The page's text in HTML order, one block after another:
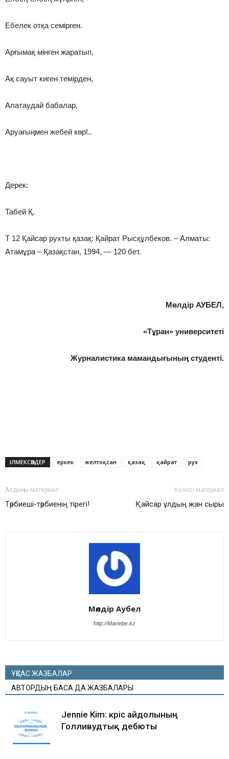
Ебелек отқа семірген.
Арғымақ мінген жаратып,
Ақ сауыт киген темірден,
Алатаудай бабалар,
Аруағыңмен жебей көр!..
Дерек:
Табей Қ.
Т 12 Қайсар рухты қазақ: Қайрат Рысқұлбеков. – Алматы:
Атамұра – Қазақстан, 1994, — 120 бет.
Мөлдір АУБЕЛ,
«Тұран» университеті
Журналистика мамандығының студенті.
ІЛМЕКСӨЗДЕР еркек желтоқсан қазақ қайрат рух
Алдыңғы материал
Тәрбиеші-тәрбиенің тірегі!
Келесі материал
Қайсар ұлдың жан сыры
Мөлдір Аубел
http://Martebe.kz
ҰҚСАС ЖАЗБАЛАР
АВТОРДЫҢ БАСҚА ДА ЖАЗБАЛАРЫ
Jennie Kim: кәріс айдолының
Голливудтық дебюты